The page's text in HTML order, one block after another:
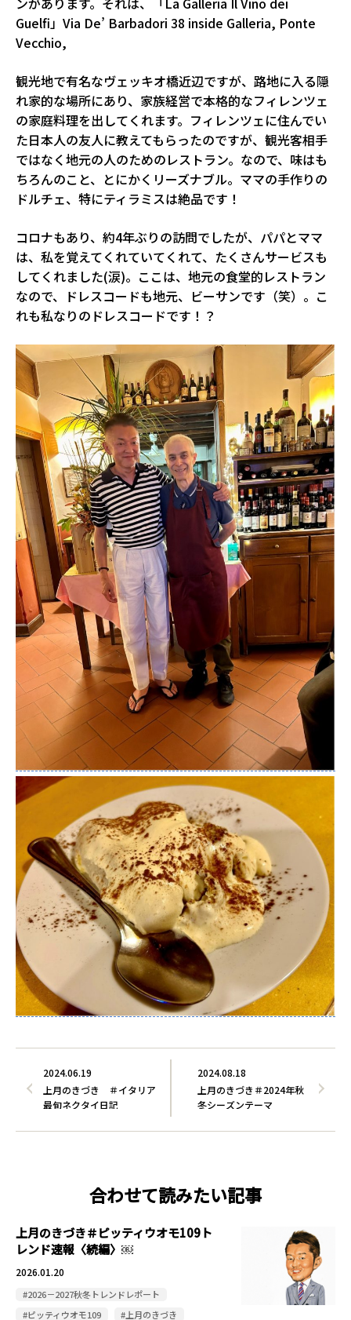
Guelfi」Via De’ Barbadori 38 inside Galleria, Ponte
Vecchio,
観光地で有名なヴェッキオ橋近辺ですが、路地に入る隠
れ家的な場所にあり、家族経営で本格的なフィレンツェ
の家庭料理を出してくれます。フィレンツェに住んでい
た日本人の友人に教えてもらったのですが、観光客相手
ではなく地元の人のためのレストラン。なので、味はも
ちろんのこと、とにかくリーズナブル。ママの手作りの
ドルチェ、特にティラミスは絶品です！
コロナもあり、約4年ぶりの訪問でしたが、パパとママ
は、私を覚えてくれていてくれて、たくさんサービスも
してくれました(涙)。ここは、地元の食堂的レストラン
なので、ドレスコードも地元、ビーサンです（笑）。こ
れも私なりのドレスコードです！？
2024.08.18
上月のきづき＃2024年秋
冬シーズンテーマ
2024.06.19
上月のきづき ＃イタリア
最旬ネクタイ日記
合わせて読みたい記事
上月のきづき＃ピッティウオモ109ト
レンド速報〈続編〉￼
2026.01.20
#2026－2027秋冬トレンドレポート
#ピッティウオモ109
#上月のきづき